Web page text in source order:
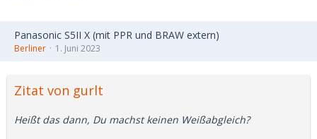
Panasonic S5II X (mit PPR und BRAW extern)
Berliner 1. Juni 2023
Zitat von gurlt
Heißt das dann, Du machst keinen Weißabgleich?